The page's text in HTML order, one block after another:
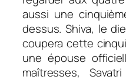
aussi une
dessus. Shiva, le
coupera cette
une épouse
maîtresses,